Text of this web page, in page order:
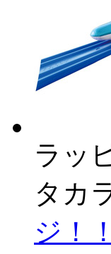
ラッ
タカ
ジ！